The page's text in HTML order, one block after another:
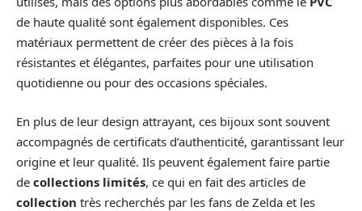
de haute qualité sont également disponibles. Ces
matériaux permettent de créer des pièces à la fois
résistantes et élégantes, parfaites pour une utilisation
quotidienne ou pour des occasions spéciales.
En plus de leur design attrayant, ces bijoux sont souvent
accompagnés de certificats d’authenticité, garantissant leur
origine et leur qualité. Ils peuvent également faire partie
de collections limités, ce qui en fait des articles de
collection très recherchés par les fans de Zelda et les